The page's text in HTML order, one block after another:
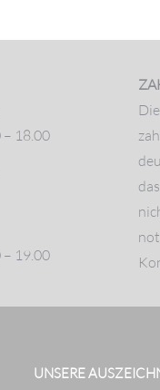
– 18.00
– 19.00
UNSERE